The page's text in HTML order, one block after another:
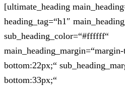
[ultimate_heading
heading_tag=“h1″
sub_heading_color=“#ffffff“
bottom:22px;“
bottom:33px;“